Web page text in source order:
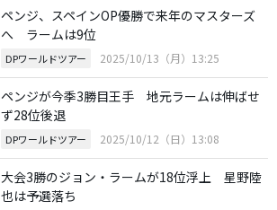
ペンジ、スペインOP優勝で来年のマスターズ
へ ラームは9位
DPワールドツアー 2025/10/13（月）13:25
ペンジが今季3勝目王手 地元ラームは伸ばせ
ず28位後退
DPワールドツアー 2025/10/12（日）13:08
大会3勝のジョン・ラームが18位浮上 星野陸
也は予選落ち